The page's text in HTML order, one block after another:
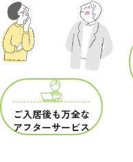
ご入居後も万全な
アフターサービス